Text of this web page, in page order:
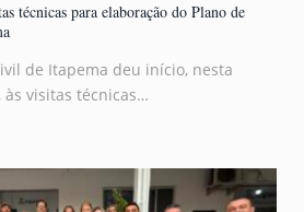
técnicas para elaboração do Plano de
de Itapema deu início, nesta
às visitas técnicas…